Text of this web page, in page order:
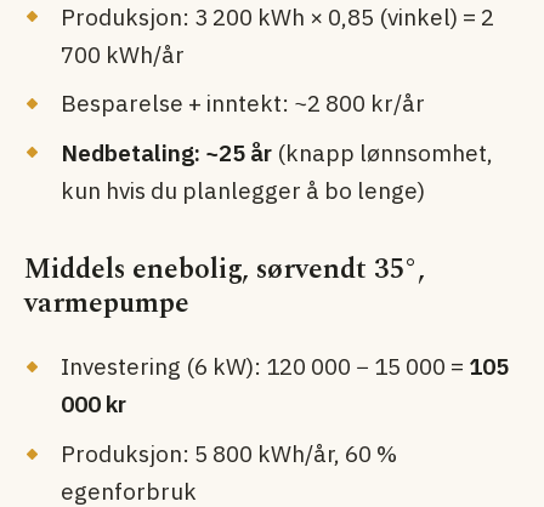
Produksjon: 3 200 kWh × 0,85 (vinkel) = 2
700 kWh/år
Besparelse + inntekt: ~2 800 kr/år
Nedbetaling: ~25 år (knapp lønnsomhet,
kun hvis du planlegger å bo lenge)
Middels enebolig, sørvendt 35°,
varmepumpe
Investering (6 kW): 120 000 − 15 000 = 105
000 kr
Produksjon: 5 800 kWh/år, 60 %
egenforbruk